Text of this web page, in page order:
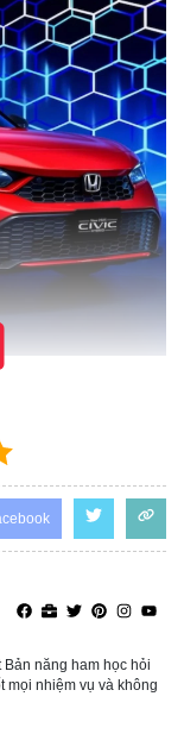
phiên bản nâng
tại một số thị
năng ham học hỏi
mọi nhiệm vụ và không